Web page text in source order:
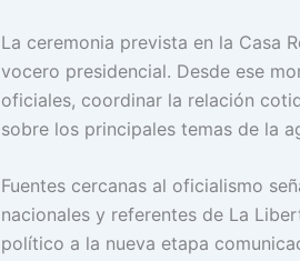
La ceremonia prevista en la Casa
vocero presidencial. Desde ese
oficiales, coordinar la relación
sobre los principales temas de la
Fuentes cercanas al oficialismo
nacionales y referentes de La
político a la nueva etapa